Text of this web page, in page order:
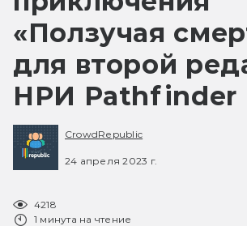
«Ползучая
для второй
НРИ Pathfinder
CrowdRepublic
24 апреля 2023 г.
4218
1 минута на чтение